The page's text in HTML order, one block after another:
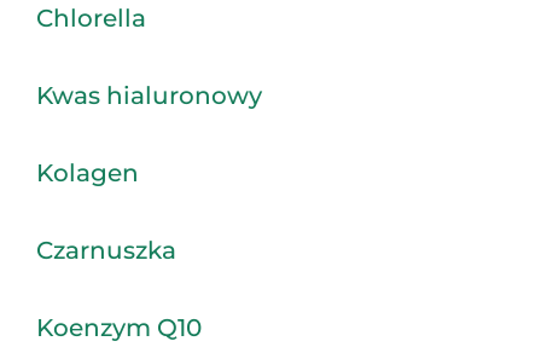
Chlorella
Kwas hialuronowy
Kolagen
Czarnuszka
Koenzym Q10